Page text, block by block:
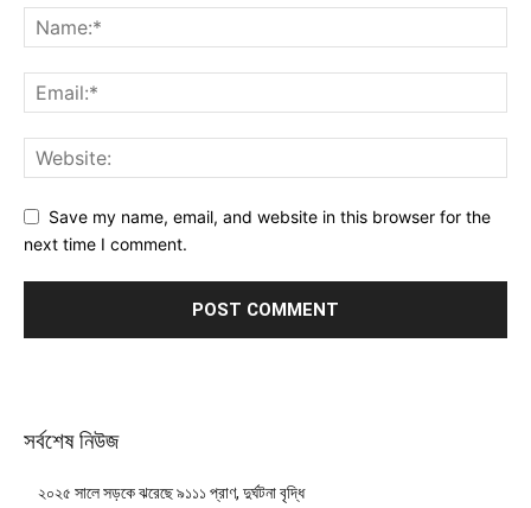
Save my name, email, and website in this browser for the
next time I comment.
সর্বশেষ নিউজ
২০২৫ সালে সড়কে ঝরেছে ৯১১১ প্রাণ, দুর্ঘটনা বৃদ্ধি